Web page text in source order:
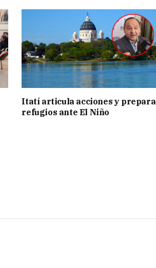
Itatí articula acciones y prepara
refugios ante El Niño